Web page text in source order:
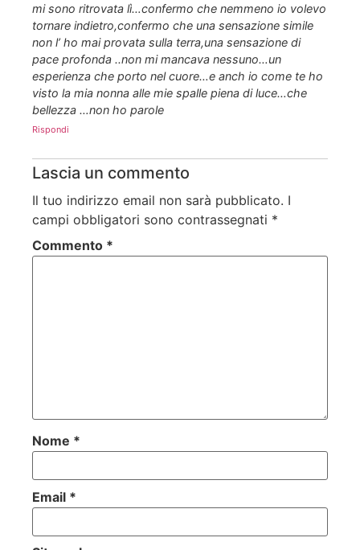
mi sono ritrovata lì…confermo che nemmeno io volevo
tornare indietro,confermo che una sensazione simile
non l’ ho mai provata sulla terra,una sensazione di
pace profonda ..non mi mancava nessuno…un
esperienza che porto nel cuore…e anch io come te ho
visto la mia nonna alle mie spalle piena di luce…che
bellezza …non ho parole
Rispondi
Lascia un commento
Il tuo indirizzo email non sarà pubblicato. I
campi obbligatori sono contrassegnati *
Commento *
Nome *
Email *